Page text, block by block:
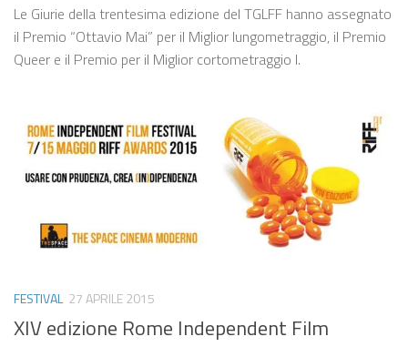
Le Giurie della trentesima edizione del TGLFF hanno assegnato
il Premio “Ottavio Mai” per il Miglior lungometraggio, il Premio
Queer e il Premio per il Miglior cortometraggio l.
FESTIVAL 27 APRILE 2015
XIV edizione Rome Independent Film